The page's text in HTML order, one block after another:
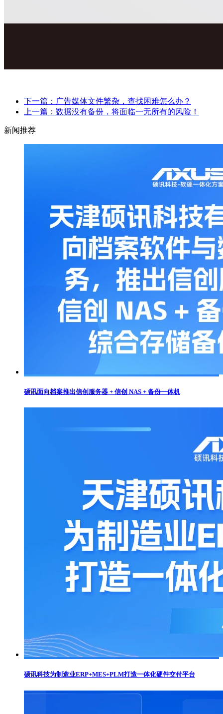
下一篇：广告媒体文件繁杂，查找困难怎么办？
上一篇：数据没有备份，将面临一无所有的风险！
新闻推荐
硕讯面向档案推出信创服务器 + 信创 NAS + 备份一体机
硕讯科技为制造业ERP+MES+PLM打造一体化硬件交付平台